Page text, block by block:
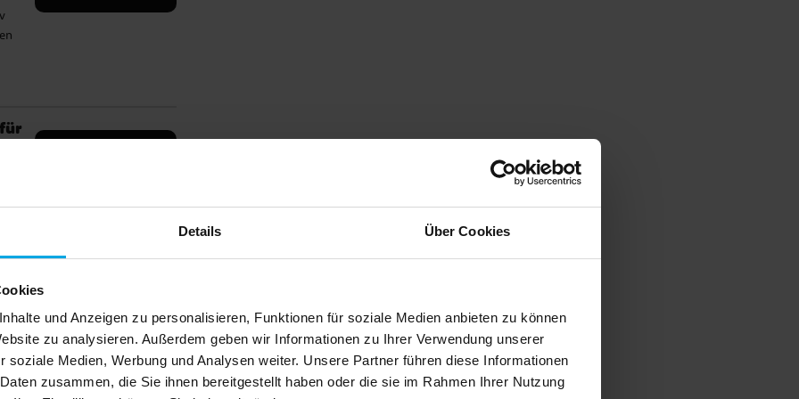
Details Über Cookies
und Anzeigen zu personalisieren, Funktionen für soziale Medien anbieten zu können
zu analysieren. Außerdem geben wir Informationen zu Ihrer Verwendung unserer
soziale Medien, Werbung und Analysen weiter. Unsere Partner führen diese Informationen
zusammen, die Sie ihnen bereitgestellt haben oder die sie im Rahmen Ihrer Nutzung
Kunden kauften